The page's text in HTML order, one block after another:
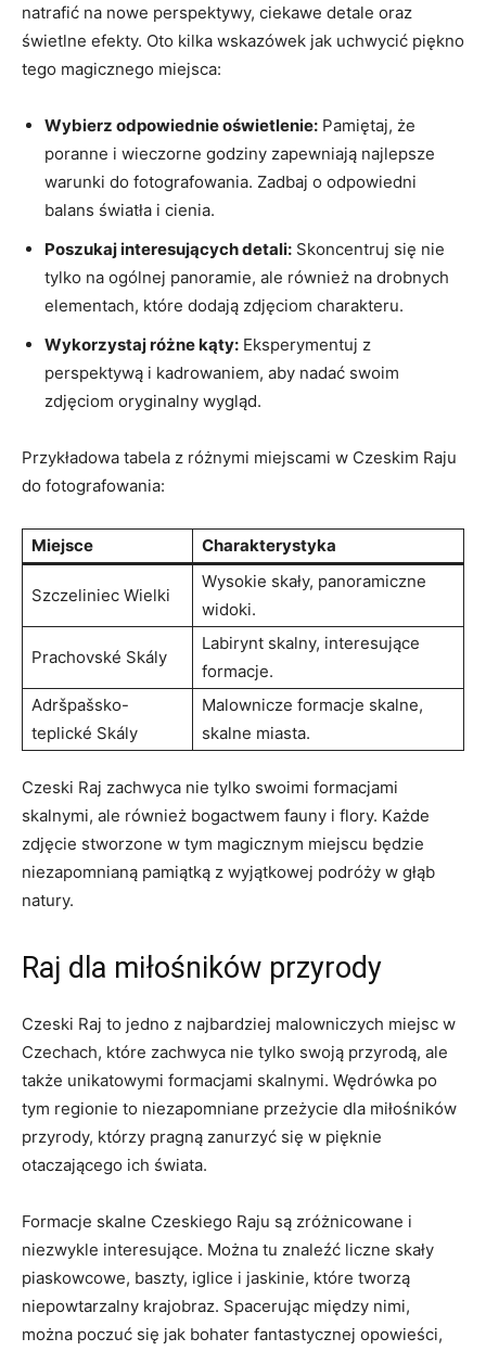
natrafić na nowe ⁤perspektywy, ciekawe detale oraz
świetlne efekty. Oto kilka wskazówek jak uchwycić ⁣piękno
tego magicznego⁢ miejsca:
Wybierz⁢ odpowiednie oświetlenie: Pamiętaj, że
‍poranne i wieczorne godziny zapewniają najlepsze
warunki do‍ fotografowania.‍ Zadbaj o odpowiedni
balans światła i​ cienia.
Poszukaj interesujących‍ detali: Skoncentruj ⁢się nie
tylko na ogólnej panoramie, ale również ⁤na ‍drobnych
elementach, które dodają⁣ zdjęciom‍ charakteru.
Wykorzystaj różne kąty: ⁢Eksperymentuj z⁣
perspektywą i kadrowaniem, ​aby nadać swoim
zdjęciom oryginalny ‍wygląd.
Przykładowa tabela z ⁢różnymi miejscami w Czeskim Raju
do fotografowania:
Miejsce Charakterystyka
Szczeliniec Wielki
Wysokie ⁤skały, panoramiczne
widoki.
Prachovské Skály
Labirynt skalny, interesujące
formacje.
Adršpašsko-
teplické Skály
Malownicze formacje skalne,
skalne miasta.
Czeski Raj zachwyca nie tylko swoimi formacjami
skalnymi, ale również bogactwem fauny i flory. Każde
zdjęcie stworzone⁣ w tym‍ magicznym miejscu będzie
niezapomnianą pamiątką z wyjątkowej podróży w głąb
natury.
Raj dla miłośników‍ przyrody
Czeski Raj ‌to jedno ⁤z najbardziej ​malowniczych miejsc⁣ w
Czechach, które zachwyca nie tylko swoją przyrodą, ale
⁣także ‍unikatowymi formacjami skalnymi. Wędrówka po
tym regionie to niezapomniane przeżycie dla miłośników
przyrody, ⁢którzy pragną zanurzyć‍ się w ‌pięknie
otaczającego ich świata.
Formacje skalne Czeskiego Raju są zróżnicowane i​
niezwykle interesujące. Można ​tu ⁣znaleźć liczne skały
piaskowcowe, ⁢baszty, iglice ‍i jaskinie, które tworzą
niepowtarzalny​ krajobraz. Spacerując między nimi,
⁢można poczuć się jak bohater⁢ fantastycznej opowieści,